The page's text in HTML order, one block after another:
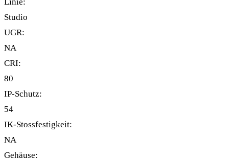
Studio
UGR:
NA
CRI:
80
IP-Schutz:
54
IK-Stossfestigkeit:
NA
Gehäuse: